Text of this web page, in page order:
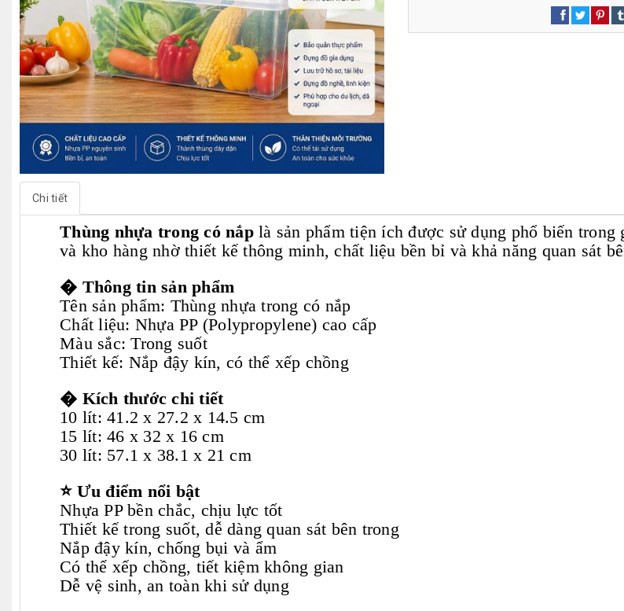
Chi tiết
Thùng nhựa trong có nắplà sản phẩm tiện ích được sử dụng phổ biến trong
và kho hàng nhờ thiết kế thông minh, chất liệu bền bỉ và khả năng quan sát
� Thông tin sản phẩm
Tên sản phẩm: Thùng nhựa trong có nắp
Chất liệu: Nhựa PP (Polypropylene) cao cấp
Màu sắc: Trong suốt
Thiết kế: Nắp đậy kín, có thể xếp chồng
� Kích thước chi tiết
10 lít: 41.2 x 27.2 x 14.5 cm
15 lít: 46 x 32 x 16 cm
30 lít: 57.1 x 38.1 x 21 cm
⭐ Ưu điểm nổi bật
Nhựa PP bền chắc, chịu lực tốt
Thiết kế trong suốt, dễ dàng quan sát bên trong
Nắp đậy kín, chống bụi và ẩm
Có thể xếp chồng, tiết kiệm không gian
Dễ vệ sinh, an toàn khi sử dụng